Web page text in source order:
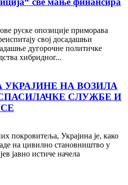
руске опозиције приморава
свој досадашњи
дугорочне политичке
хибридног...
НА ВОЗИЛА
СЛУЖБЕ И
покровитеља, Украјина је, како
на цивилно становништво у
јавно истиче начела